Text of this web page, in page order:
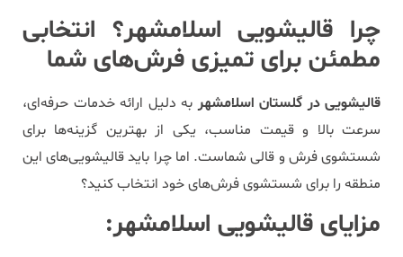
چرا قالیشویی اسلامشهر؟ انتخابی
مطمئن برای تمیزی فرش‌های شما
قالیشویی در گلستان اسلامشهر به دلیل ارائه خدمات حرفه‌ای،
سرعت بالا و قیمت مناسب، یکی از بهترین گزینه‌ها برای
شستشوی فرش و قالی شماست. اما چرا باید قالیشویی‌های این
منطقه را برای شستشوی فرش‌های خود انتخاب کنید؟
مزایای قالیشویی اسلامشهر: